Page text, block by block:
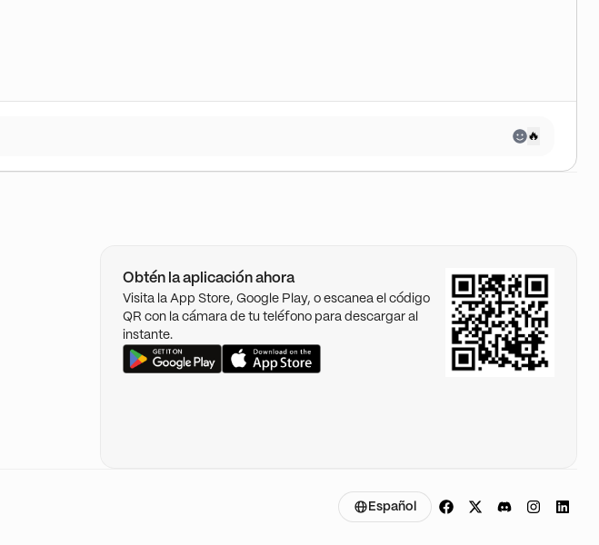
🔥
Obtén la aplicación ahora
Visita la App Store, Google Play, o escanea el código
QR con la cámara de tu teléfono para descargar al
instante.
Español